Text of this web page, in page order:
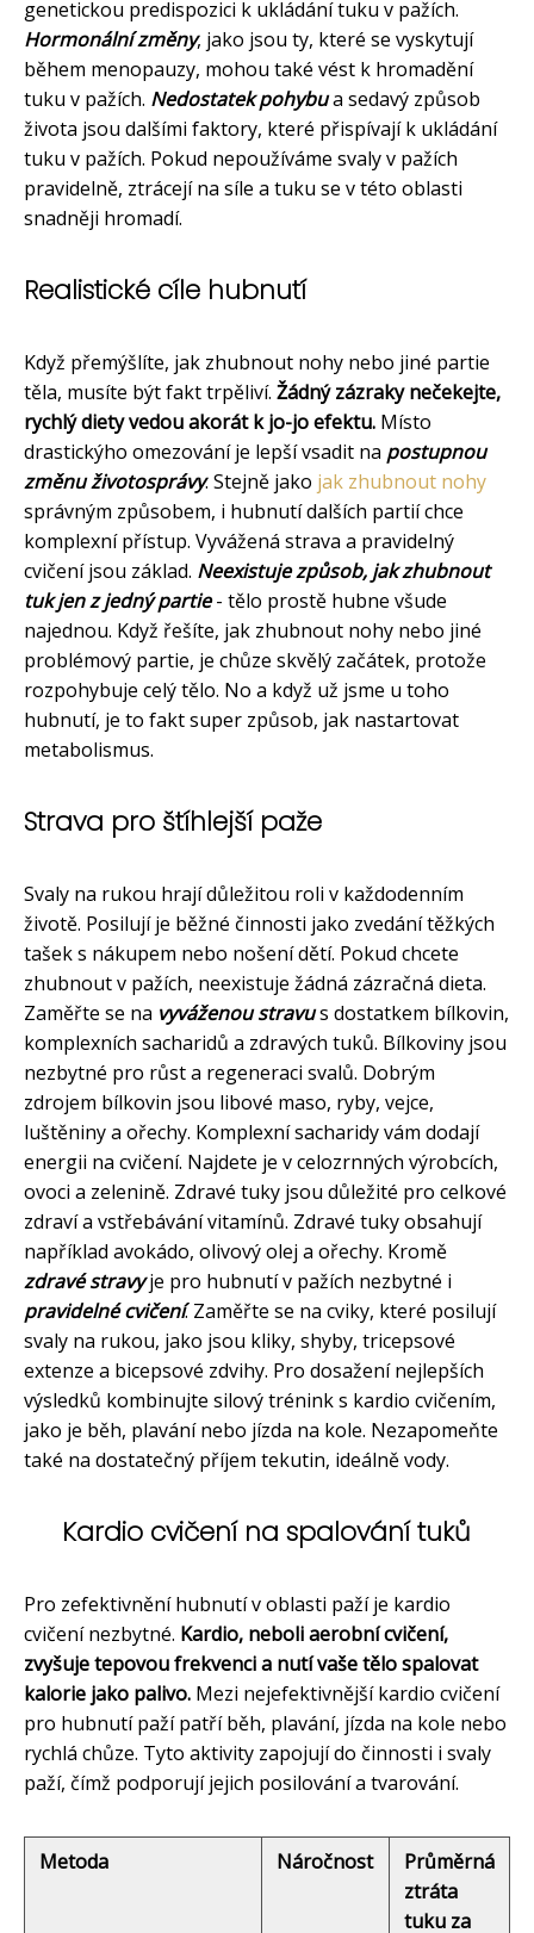
genetickou predispozici k ukládání tuku v pažích.
Hormonální změny, jako jsou ty, které se vyskytují
během menopauzy, mohou také vést k hromadění
tuku v pažích. Nedostatek pohybua sedavý způsob
života jsou dalšími faktory, které přispívají k ukládání
tuku v pažích. Pokud nepoužíváme svaly v pažích
pravidelně, ztrácejí na síle a tuku se v této oblasti
snadněji hromadí.
Realistické cíle hubnutí
Když přemýšlíte, jak zhubnout nohy nebo jiné partie
těla, musíte být fakt trpěliví. Žádný zázraky nečekejte,
rychlý diety vedou akorát k jo-jo efektu. Místo
drastickýho omezování je lepší vsadit na postupnou
změnu životosprávy. Stejně jako jak zhubnout nohy
správným způsobem, i hubnutí dalších partií chce
komplexní přístup. Vyvážená strava a pravidelný
cvičení jsou základ. Neexistuje způsob, jak zhubnout
tuk jen z jedný partie- tělo prostě hubne všude
najednou. Když řešíte, jak zhubnout nohy nebo jiné
problémový partie, je chůze skvělý začátek, protože
rozpohybuje celý tělo. No a když už jsme u toho
hubnutí, je to fakt super způsob, jak nastartovat
metabolismus.
Strava pro štíhlejší paže
Svaly na rukou hrají důležitou roli v každodenním
životě. Posilují je běžné činnosti jako zvedání těžkých
tašek s nákupem nebo nošení dětí. Pokud chcete
zhubnout v pažích, neexistuje žádná zázračná dieta.
Zaměřte se na vyváženou stravus dostatkem bílkovin,
komplexních sacharidů a zdravých tuků. Bílkoviny jsou
nezbytné pro růst a regeneraci svalů. Dobrým
zdrojem bílkovin jsou libové maso, ryby, vejce,
luštěniny a ořechy. Komplexní sacharidy vám dodají
energii na cvičení. Najdete je v celozrnných výrobcích,
ovoci a zelenině. Zdravé tuky jsou důležité pro celkové
zdraví a vstřebávání vitamínů. Zdravé tuky obsahují
například avokádo, olivový olej a ořechy. Kromě
zdravé stravyje pro hubnutí v pažích nezbytné i
pravidelné cvičení. Zaměřte se na cviky, které posilují
svaly na rukou, jako jsou kliky, shyby, tricepsové
extenze a bicepsové zdvihy. Pro dosažení nejlepších
výsledků kombinujte silový trénink s kardio cvičením,
jako je běh, plavání nebo jízda na kole. Nezapomeňte
také na dostatečný příjem tekutin, ideálně vody.
Kardio cvičení na spalování tuků
Pro zefektivnění hubnutí v oblasti paží je kardio
cvičení nezbytné. Kardio, neboli aerobní cvičení,
zvyšuje tepovou frekvenci a nutí vaše tělo spalovat
kalorie jako palivo. Mezi nejefektivnější kardio cvičení
pro hubnutí paží patří běh, plavání, jízda na kole nebo
rychlá chůze. Tyto aktivity zapojují do činnosti i svaly
paží, čímž podporují jejich posilování a tvarování.
Metoda Náročnost
Průměrná
ztráta
tuku za